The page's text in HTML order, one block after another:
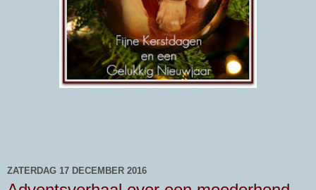
ZATERDAG 17 DECEMBER 2016